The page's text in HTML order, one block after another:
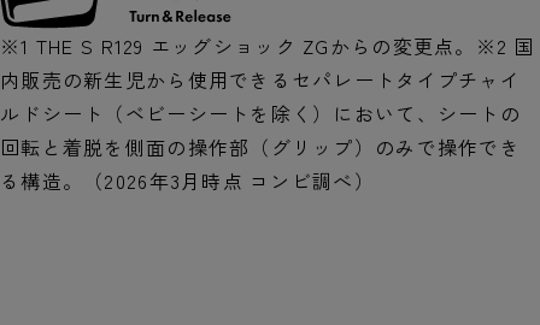
※1 THE S R129 エッグショック ZGからの変更点。※2 国
内販売の新生児から使用できるセパレートタイプチャイ
ルドシート（ベビーシートを除く）において、シートの
回転と着脱を側面の操作部（グリップ）のみで操作でき
る構造。（2026年3月時点 コンビ調べ）